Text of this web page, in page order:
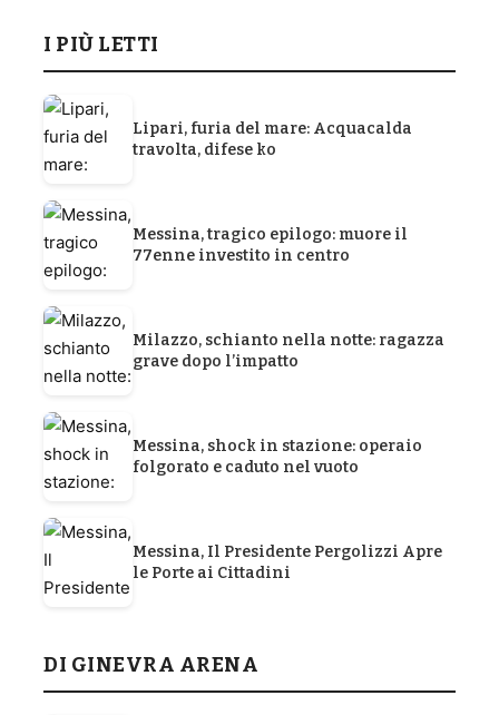
I PIÙ LETTI
Lipari, furia del mare: Acquacalda
travolta, difese ko
Messina, tragico epilogo: muore il
77enne investito in centro
Milazzo, schianto nella notte: ragazza
grave dopo l’impatto
Messina, shock in stazione: operaio
folgorato e caduto nel vuoto
Messina, Il Presidente Pergolizzi Apre
le Porte ai Cittadini
DI GINEVRA ARENA